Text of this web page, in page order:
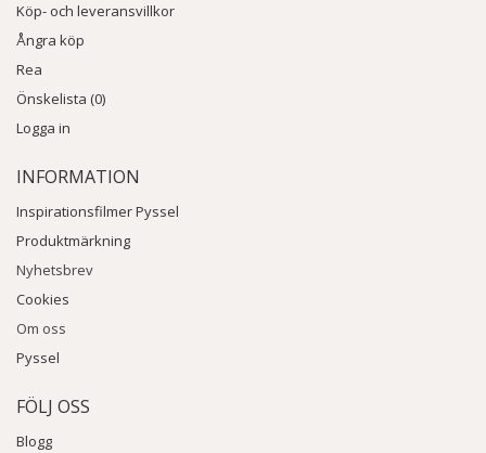
Köp- och leveransvillkor
Ångra köp
Rea
Önskelista (0)
Logga in
INFORMATION
Inspirationsfilmer Pyssel
Produktmärkning
Nyhetsbrev
Cookies
Om oss
Pyssel
FÖLJ OSS
Blogg